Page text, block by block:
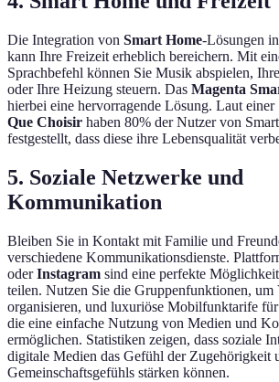
Die Integration von Smart Home-Lösungen
kann Ihre Freizeit erheblich bereichern. Mit
Sprachbefehl können Sie Musik abspielen,
oder Ihre Heizung steuern. Das Magenta
hierbei eine hervorragende Lösung. Laut einer
Que Choisir haben 80% der Nutzer von
festgestellt, dass diese ihre Lebensqualität
5. Soziale Netzwerke und
Kommunikation
Bleiben Sie in Kontakt mit Familie und
verschiedene Kommunikationsdienste.
oderInstagram sind eine perfekte
teilen. Nutzen Sie die Gruppenfunktionen, um
organisieren, und luxuriöse Mobilfunktarife
die eine einfache Nutzung von Medien und
ermöglichen. Statistiken zeigen, dass soziale
digitale Medien das Gefühl der Zugehörigkeit
Gemeinschaftsgefühls stärken können.